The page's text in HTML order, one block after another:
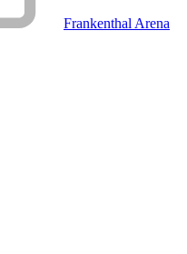
Frankenthal Arena